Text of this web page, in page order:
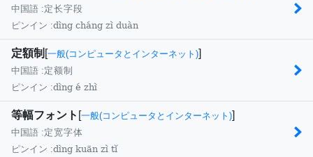
中国語 :定长字段
ピンイン :dìng cháng zì duàn
定額制 [一般(コンピュータとインターネット)]
中国語 :定额制
ピンイン :dìng é zhì
等幅フォント [一般(コンピュータとインターネット)]
中国語 :定宽字体
ピンイン :dìng kuān zì tǐ